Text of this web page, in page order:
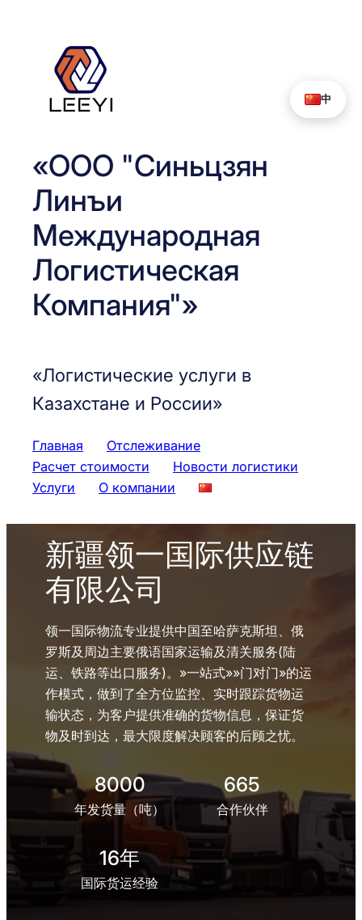
содержимому
«ООО "Синьцзян
Линъи
Международная
Логистическая
Компания"»
«Логистические услуги в
Казахстане и России»
Главная
Отслеживание
Расчет стоимости
Новости логистики
Услуги
О компании
新疆领一国际供应链
有限公司
领一国际物流专业提供中国至哈萨克斯坦、俄
罗斯及周边主要俄语国家运输及清关服务(陆
运、铁路等出口服务)。»一站式»»门对门»的运
作模式，做到了全方位监控、实时跟踪货物运
输状态，为客户提供准确的货物信息，保证货
物及时到达，最大限度解决顾客的后顾之忧。
8000
年发货量（吨）
665
合作伙伴
16年
国际货运经验
中